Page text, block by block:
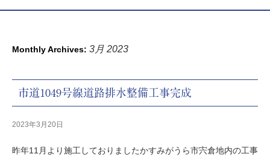
Monthly Archives: 3月 2023
市道1049号線道路排水整備工事完成
2023年3月20日
昨年11月より施工しておりましたかすみがうら市宍倉地内の工事